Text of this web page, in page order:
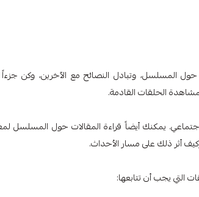
المسلسل، وتبادل النصائح مع الآخرين، وكن
الحلقات القادمة.
يمكنك أيضاً قراءة المقالات حول المسلسل
أثر ذلك على مسار الأحداث.
التي يجب أن تتابعها: